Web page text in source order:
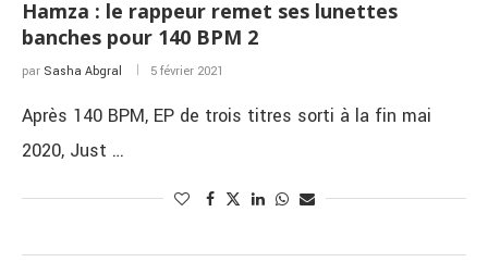
Hamza : le rappeur remet ses lunettes
banches pour 140 BPM 2
par Sasha Abgral 5 février 2021
Après 140 BPM, EP de trois titres sorti à la fin mai
2020, Just …